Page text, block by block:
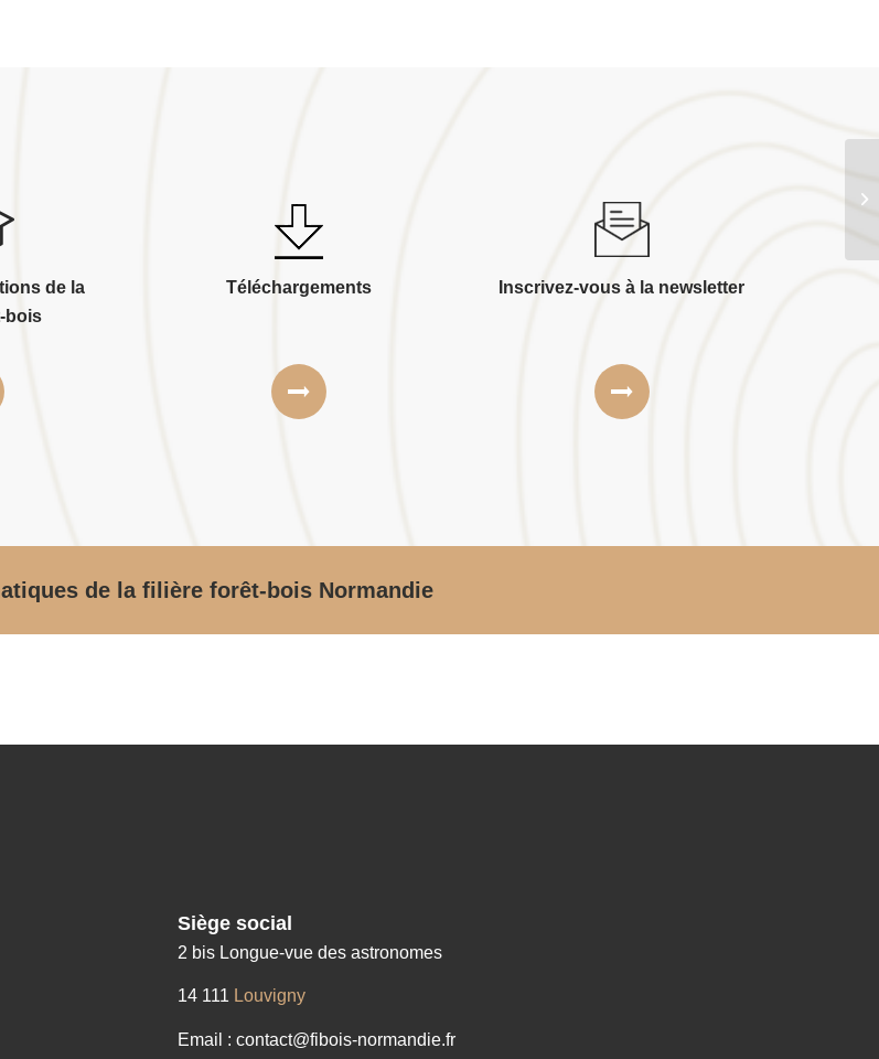
de la
bois
Téléchargements Inscrivez-vous à la newsletter
de la filière forêt-bois Normandie
Siège social
2 bis Longue-vue des astronomes
14 111 Louvigny
Email : contact@fibois-normandie.fr